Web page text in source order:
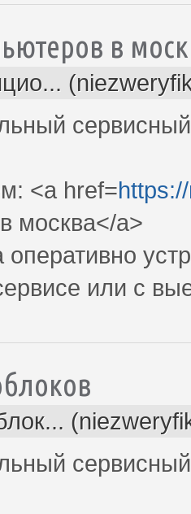
в
<a href=
москва</a>
или с